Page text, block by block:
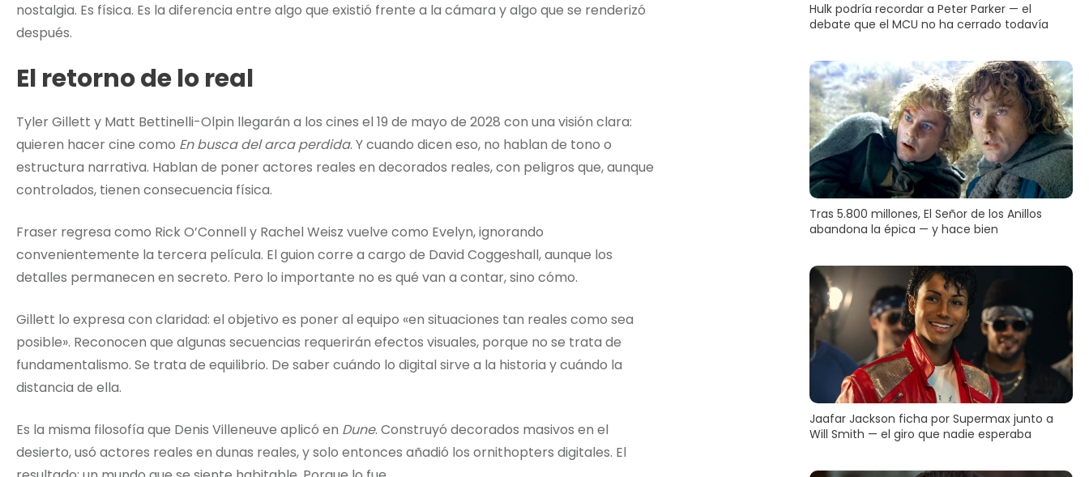
nostalgia. Es física. Es la diferencia entre algo que existió frente a la cámara y algo que se renderizó
después.
El retorno de lo real
Tyler Gillett y Matt Bettinelli-Olpin llegarán a los cines el 19 de mayo de 2028 con una visión clara:
quieren hacer cine como En busca del arca perdida. Y cuando dicen eso, no hablan de tono o
estructura narrativa. Hablan de poner actores reales en decorados reales, con peligros que, aunque
controlados, tienen consecuencia física.
Fraser regresa como Rick O’Connell y Rachel Weisz vuelve como Evelyn, ignorando
convenientemente la tercera película. El guion corre a cargo de David Coggeshall, aunque los
detalles permanecen en secreto. Pero lo importante no es qué van a contar, sino cómo.
Gillett lo expresa con claridad: el objetivo es poner al equipo «en situaciones tan reales como sea
posible». Reconocen que algunas secuencias requerirán efectos visuales, porque no se trata de
fundamentalismo. Se trata de equilibrio. De saber cuándo lo digital sirve a la historia y cuándo la
distancia de ella.
Es la misma filosofía que Denis Villeneuve aplicó en Dune. Construyó decorados masivos en el
desierto, usó actores reales en dunas reales, y solo entonces añadió los ornithopters digitales. El
Hulk podría recordar a Peter Parker — el
debate que el MCU no ha cerrado todavía
Tras 5.800 millones, El Señor de los Anillos
abandona la épica — y hace bien
Jaafar Jackson ficha por Supermax junto a
Will Smith — el giro que nadie esperaba